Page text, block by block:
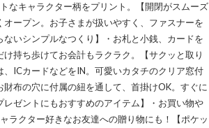
なキャラクター柄をプリント。【開閉がスムーズ
ープン。お子さまが扱いやすく、ファスナーを
いシンプルなつくり】・お札と小銭、カードを
持ち歩けてお会計もラクラク。【サクッと取り
ICカードなどをIN。可愛いカタチのクリア窓付
布の穴に付属の紐を通して、首掛けOK。すぐに
ゼントにもおすすめのアイテム】・お買い物や
ラクター好きなお友達への贈り物にも！【ポケッ